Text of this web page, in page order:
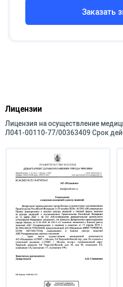
Заказать
Лицензии
Лицензия на осуществление
Л041-00110-77/00363409 Срок